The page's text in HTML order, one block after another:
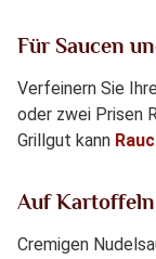
Für Saucen
Verfeinern Sie
oder zwei Prisen
Grillgut kann
Auf
Cremigen